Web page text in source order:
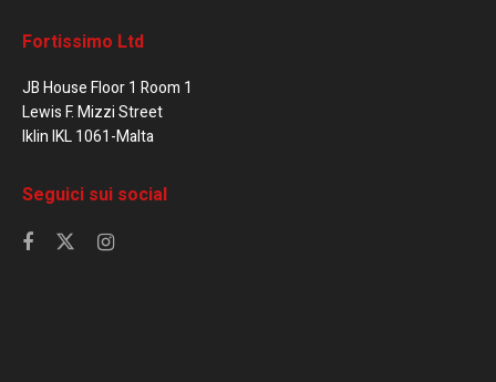
Fortissimo Ltd
JB House Floor 1 Room 1
Lewis F. Mizzi Street
Iklin IKL 1061-Malta
Seguici sui social